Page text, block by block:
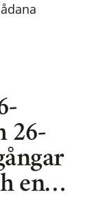
26-
en…